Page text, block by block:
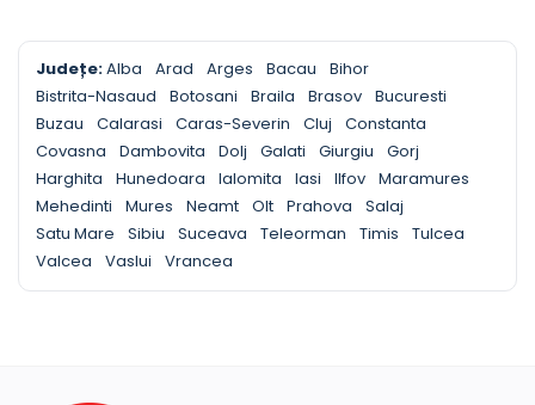
Județe:Alba Arad Arges Bacau
Bihor
Bistrita-Nasaud
Botosani Braila Brasov Bucuresti
Buzau
Calarasi Caras-Severin Cluj
Constanta
Covasna
Dambovita Dolj Galati Giurgiu
Gorj
Harghita
Hunedoara Ialomita Iasi Ilfov Maramures
Mehedinti
Mures Neamt Olt Prahova
Salaj
Satu Mare
Sibiu Suceava Teleorman Timis
Tulcea
Valcea
Vaslui Vrancea